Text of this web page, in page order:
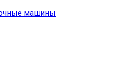
машины